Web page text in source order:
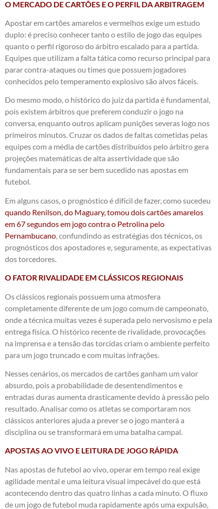
O MERCADO DE CARTÕES E O PERFIL DA ARBITRAGEM
Apostar em cartões amarelos e vermelhos exige um estudo
duplo: é preciso conhecer tanto o estilo de jogo das equipes
quanto o perfil rigoroso do árbitro escalado para a partida.
Equipes que utilizam a falta tática como recurso principal para
parar contra-ataques ou times que possuem jogadores
conhecidos pelo temperamento explosivo são alvos fáceis.
Do mesmo modo, o histórico do juiz da partida é fundamental,
pois existem árbitros que preferem conduzir o jogo na
conversa, enquanto outros aplicam punições severas logo nos
primeiros minutos. Cruzar os dados de faltas cometidas pelas
equipes com a média de cartões distribuídos pelo árbitro gera
projeções matemáticas de alta assertividade que são
fundamentais para se ser bem sucedido nas apostas em
futebol.
Em alguns casos, o prognóstico é difícil de fazer, como sucedeu
quando Renilson, do Maguary, tomou dois cartões amarelos
em 67 segundos em jogo contra o Petrolina pelo
Pernambucano , confundindo as estratégias dos técnicos, os
prognósticos dos apostadores e, seguramente, as expectativas
dos torcedores.
O FATOR RIVALIDADE EM CLÁSSICOS REGIONAIS
Os clássicos regionais possuem uma atmosfera
completamente diferente de um jogo comum de campeonato,
onde a técnica muitas vezes é superada pelo nervosismo e pela
entrega física. O histórico recente de rivalidade, provocações
na imprensa e a tensão das torcidas criam o ambiente perfeito
para um jogo truncado e com muitas infrações.
Nesses cenários, os mercados de cartões ganham um valor
absurdo, pois a probabilidade de desentendimentos e
entradas duras aumenta drasticamente devido à pressão pelo
resultado. Analisar como os atletas se comportaram nos
clássicos anteriores ajuda a prever se o jogo manterá a
disciplina ou se transformará em uma batalha campal.
APOSTAS AO VIVO E LEITURA DE JOGO RÁPIDA
Nas apostas de futebol ao vivo, operar em tempo real exige
agilidade mental e uma leitura visual impecável do que está
acontecendo dentro das quatro linhas a cada minuto. O fluxo
de um jogo de futebol muda rapidamente após uma expulsão,